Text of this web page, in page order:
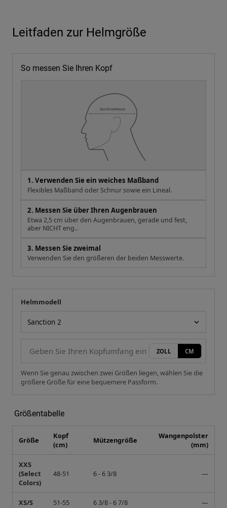
Leitfaden zur Helmgröße
So messen Sie Ihren Kopf
1. Verwenden Sie ein weiches Maßband
Flexibles Maßband oder Schnur sowie ein Lineal.
2. Messen Sie über Ihren Augenbrauen
Etwa 2,5 cm über den Augenbrauen, gerade und fest,
aber NICHT eng..
3. Messen Sie zweimal
Verwenden Sie den größeren der beiden Messwerte.
Ihre Messung
Helmmodell
ZOLL CM
Wenn Sie genau zwischen zwei Größen liegen, wählen Sie die
größere Größe für eine bequemere Passform.
Größentabelle
Größe
Kopf
(cm)
Mützengröße
Wangenpolster
(mm)
XXS
(Select
Colors)
48-51 6 - 6 3/8 —
XS/S 51-55 6 3/8 - 6 7/8 —